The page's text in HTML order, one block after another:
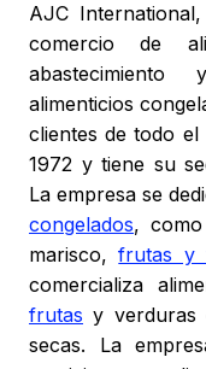
AJC
comercio de
alimenticios
clientes de todo
1972 y tiene su
La empresa se
congelados,
marisco,frutas y
comercializa
frutas y verduras
secas. La